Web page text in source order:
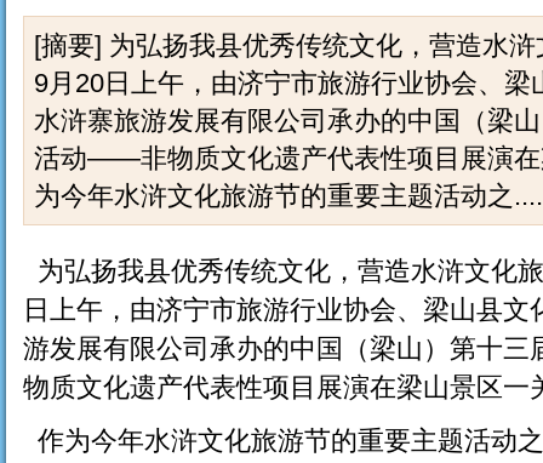
[摘要] 为弘扬我县优秀传统文化，营造水
9月20日上午，由济宁市旅游行业协会、
水浒寨旅游发展有限公司承办的中国（梁
活动——非物质文化遗产代表性项目展演
为今年水浒文化旅游节的重要主题活动之
为弘扬我县优秀传统文化，营造水浒文化
日上午，由济宁市旅游行业协会、梁山县
游发展有限公司承办的中国（梁山）第十
物质文化遗产代表性项目展演在梁山景区一
作为今年水浒文化旅游节的重要主题活动